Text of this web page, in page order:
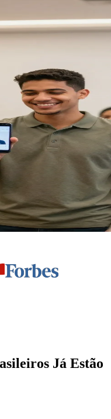
Já Estão